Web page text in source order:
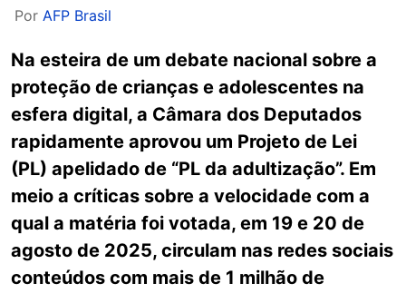
Por AFP Brasil
Na esteira de um debate nacional sobre a
proteção de crianças e adolescentes na
esfera digital, a Câmara dos Deputados
rapidamente aprovou um Projeto de Lei
(PL) apelidado de “PL da adultização”. Em
meio a críticas sobre a velocidade com a
qual a matéria foi votada, em 19 e 20 de
agosto de 2025, circulam nas redes sociais
conteúdos com mais de 1 milhão de